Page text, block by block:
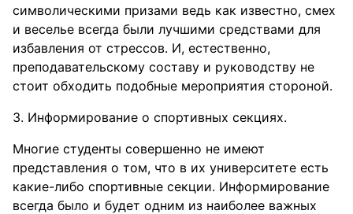
символическими призами ведь как известно, смех
и веселье всегда были лучшими средствами для
избавления от стрессов. И, естественно,
преподавательскому составу и руководству не
стоит обходить подобные мероприятия стороной.
3. Информирование о спортивных секциях.
Многие студенты совершенно не имеют
представления о том, что в их университете есть
какие-либо спортивные секции. Информирование
всегда было и будет одним из наиболее важных